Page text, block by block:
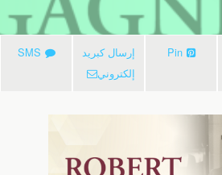
Pin
إرسال كبريد
إلكتروني
SMS